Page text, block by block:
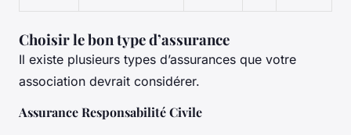
Choisir le bon type d’assurance
Il existe plusieurs types d’assurances que votre
association devrait considérer.
Assurance Responsabilité Civile